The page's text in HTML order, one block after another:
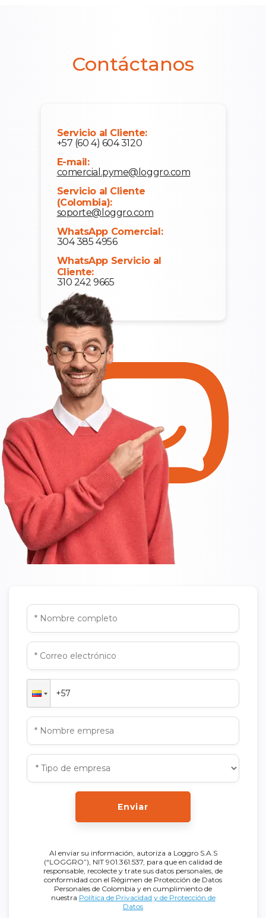
Contáctanos
Servicio al Cliente:
+57 (60 4) 604 3120
E-mail:
comercial.pyme@loggro.com
Servicio al Cliente
(Colombia):
soporte@loggro.com
WhatsApp Comercial:
304 385 4956
WhatsApp Servicio al
Cliente:
310 242 9665
Enviar
Al enviar su información, autoriza a Loggro S.A.S
(“LOGGRO”), NIT 901.361.537, para que en calidad de
responsable, recolecte y trate sus datos personales, de
conformidad con el Régimen de Protección de Datos
Personales de Colombia y en cumplimiento de
nuestra Política de Privacidad y de Protección de
Datos